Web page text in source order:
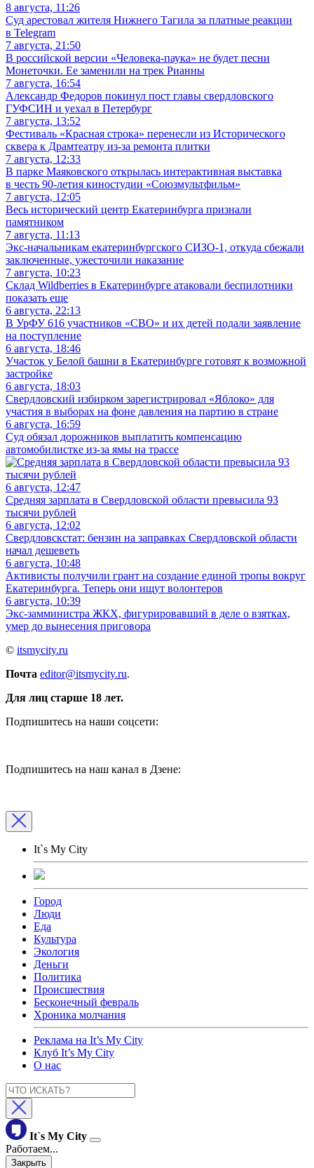
8 августа, 11:26
Суд арестовал жителя Нижнего Тагила за платные реакции
в Telegram
7 августа, 21:50
В российской версии «Человека-паука» не будет песни
Монеточки. Ее заменили на трек Рианны
7 августа, 16:54
Александр Федоров покинул пост главы свердловского
ГУФСИН и уехал в Петербург
7 августа, 13:52
Фестиваль «Красная строка» перенесли из Исторического
сквера к Драмтеатру из-за ремонта плитки
7 августа, 12:33
В парке Маяковского открылась интерактивная выставка
в честь 90-летия киностудии «Союзмультфильм»
7 августа, 12:05
Весь исторический центр Екатеринбурга признали
памятником
7 августа, 11:13
Экс-начальникам екатеринбургского СИЗО-1, откуда сбежали
заключенные, ужесточили наказание
7 августа, 10:23
Склад Wildberries в Екатеринбурге атаковали беспилотники
показать еще
6 августа, 22:13
В УрФУ 616 участников «СВО» и их детей подали заявление
на поступление
6 августа, 18:46
Участок у Белой башни в Екатеринбурге готовят к возможной
застройке
6 августа, 18:03
Свердловский избирком зарегистрировал «Яблоко» для
участия в выборах на фоне давления на партию в стране
6 августа, 16:59
Суд обязал дорожников выплатить компенсацию
автомобилистке из-за ямы на трассе
6 августа, 12:47
Средняя зарплата в Свердловской области превысила 93
тысячи рублей
6 августа, 12:02
Свердловскстат: бензин на заправках Свердловской области
начал дешеветь
6 августа, 10:48
Активисты получили грант на создание единой тропы вокруг
Екатеринбурга. Теперь они ищут волонтеров
6 августа, 10:39
Экс-замминистра ЖКХ, фигурировавший в деле о взятках,
умер до вынесения приговора
© itsmycity.ru
Почта editor@itsmycity.ru.
Для лиц старше 18 лет.
Подпишитесь на наши соцсети:
Подпишитесь на наш канал в Дзене:
It`s My City
Город
Люди
Еда
Культура
Экология
Деньги
Политика
Происшествия
Бесконечный февраль
Хроника молчания
Реклама на It’s My City
Клуб It’s My City
О нас
It`s My City
Работаем...
Закрыть